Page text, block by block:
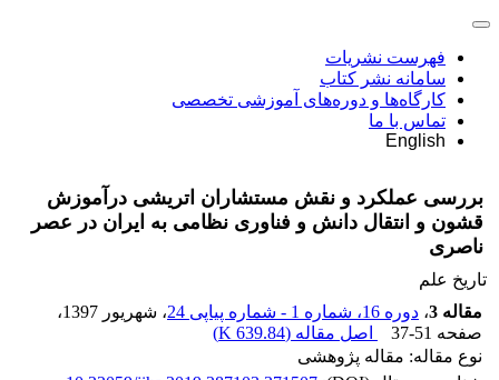
فهرست نشریات
سامانه نشر کتاب
کارگاه‌ها و دوره‌های آموزشی تخصصی
تماس با ما
English
بررسی عملکرد و نقش مستشاران اتریشی درآموزش
قشون و انتقال دانش و فناوری نظامی به ایران در عصر
ناصری
تاریخ علم
مقاله 3
، دوره 16، شماره 1 - شماره پیاپی 24 ، شهریور 1397
،
صفحه 37-51 اصل مقاله (639.84 K
)
نوع مقاله: مقاله پژوهشی